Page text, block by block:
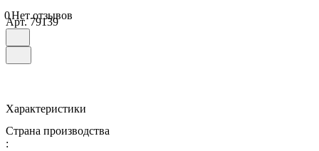
0Нет отзывов
Арт.79139
Характеристики
Страна производства
: